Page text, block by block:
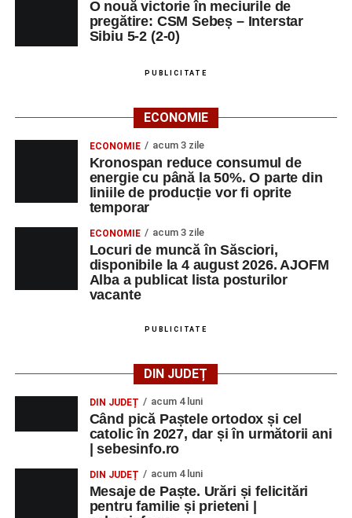
O nouă victorie în meciurile de
pregătire: CSM Sebeș – Interstar
Sibiu 5-2 (2-0)
PUBLICITATE
ECONOMIE
ECONOMIE acum 3 zile
Kronospan reduce consumul de
energie cu până la 50%. O parte din
liniile de producție vor fi oprite
temporar
ECONOMIE acum 3 zile
Locuri de muncă în Săsciori,
disponibile la 4 august 2026. AJOFM
Alba a publicat lista posturilor
vacante
PUBLICITATE
DIN JUDEȚ
DIN JUDEȚ acum 4 luni
Când pică Paștele ortodox și cel
catolic în 2027, dar și în următorii ani
| sebesinfo.ro
DIN JUDEȚ acum 4 luni
Mesaje de Paște. Urări și felicitări
pentru familie și prieteni |